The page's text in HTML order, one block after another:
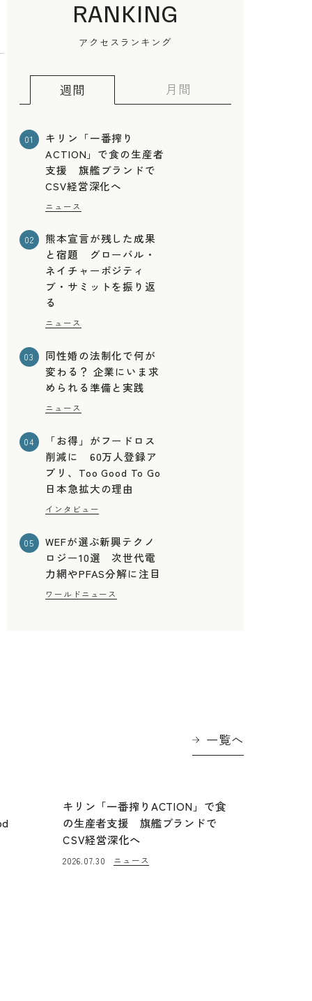
RANKING
アクセスランキング
週間 月間
01
キリン「一番搾り
ACTION」で食の生産者
支援 旗艦ブランドで
CSV経営深化へ
ニュース
02
熊本宣言が残した成果
と宿題 グローバル・
ネイチャーポジティ
ブ・サミットを振り返
る
ニュース
03
同性婚の法制化で何が
変わる？ 企業にいま求
められる準備と実践
ニュース
04
「お得」がフードロス
削減に 60万人登録ア
プリ、Too Good To Go
日本急拡大の理由
インタビュー
05
WEFが選ぶ新興テクノ
ロジー10選 次世代電
力網やPFAS分解に注目
ワールドニュース
一覧へ
キリン「一番搾りACTION」で食
の生産者支援 旗艦ブランドで
CSV経営深化へ
2026.07.30 ニュース